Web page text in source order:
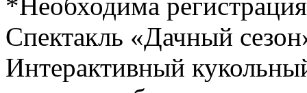
Спектакль «Дачный
Интерактивный